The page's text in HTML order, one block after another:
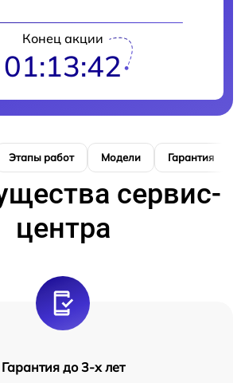
Конец акции
01:13:40
Этапы работ Модели Гарантия
сервис-
центра
Гарантия до 3-х лет